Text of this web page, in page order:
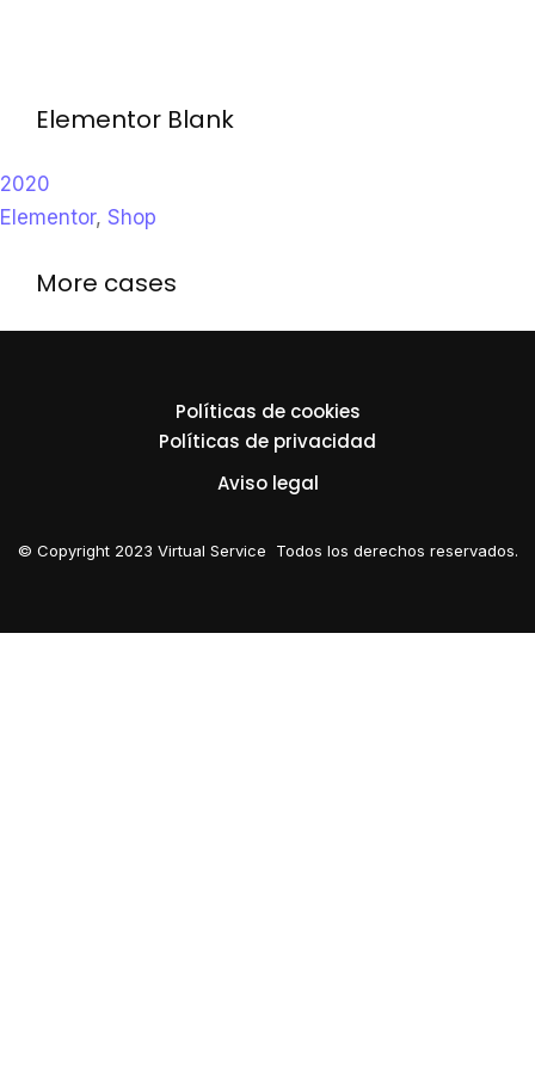
Elementor Blank
2020
Elementor, Shop
More cases
Políticas de cookies
Políticas de privacidad
Aviso legal
© Copyright 2023 Virtual Service Todos los derechos reservados.